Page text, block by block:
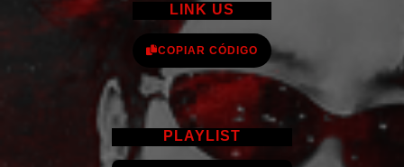
LINK US
COPIAR CÓDIGO
PLAYLIST